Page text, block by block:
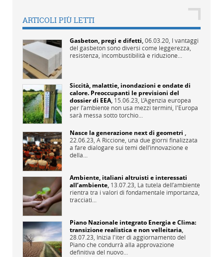
ARTICOLI PIÙ LETTI
Gasbeton, pregi e difetti,06.03.20, I vantaggi
del gasbeton sono diversi come leggerezza,
resistenza, incombustibilità e riduzione...
Siccità, malattie, inondazioni e ondate di
calore. Preoccupanti le previsioni del
dossier di EEA, 15.06.23, L’Agenzia europea
per l’ambiente non usa mezzi termini, l'Europa
sarà messa sotto torchio...
Nasce la generazione next di geometri ,
22.06.23, A Riccione, una due giorni finalizzata
a fare dialogare sui temi dell’innovazione e
della...
Ambiente, italiani altruisti e interessati
all’ambiente, 13.07.23, La tutela dell’ambiente
rientra tra i valori di fondamentale importanza,
tracciati...
Piano Nazionale integrato Energia e Clima:
transizione realistica e non velleitaria,
28.07.23, Inizia l'iter di aggiornamento del
Piano che condurrà alla approvazione
definitiva del nuovo...